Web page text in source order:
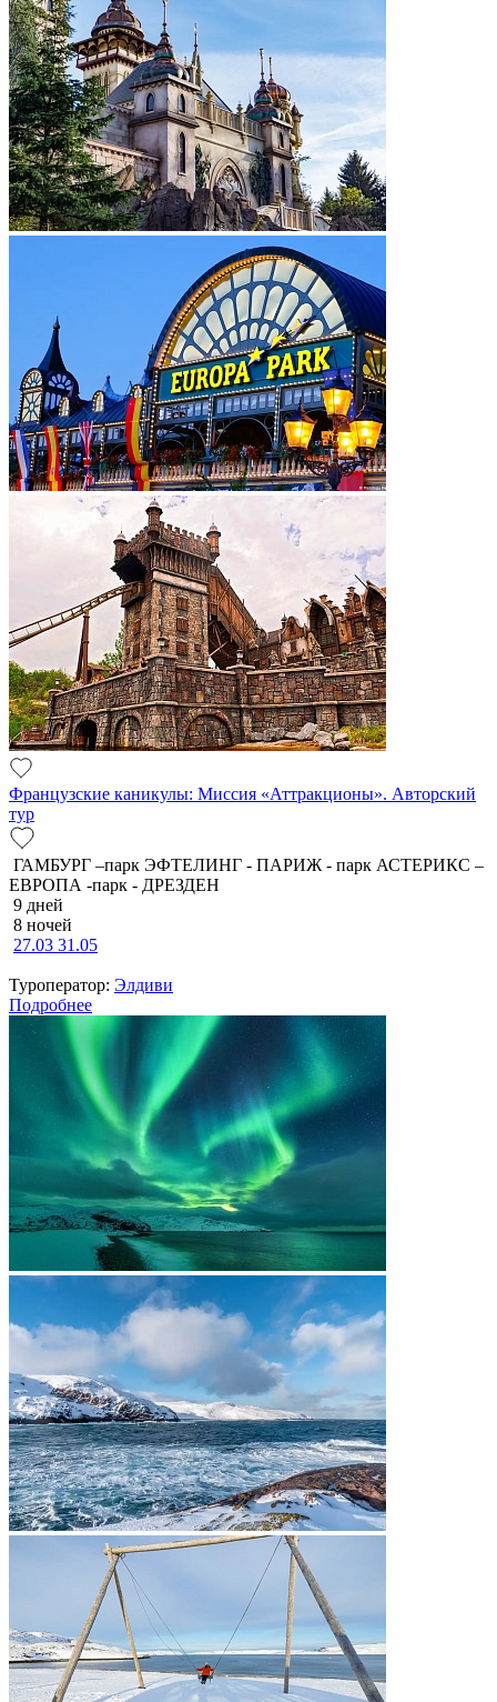
Французские каникулы: Миссия «Аттракционы». Авторский
тур
ГАМБУРГ –парк ЭФТЕЛИНГ - ПАРИЖ - парк АСТЕРИКС –
ЕВРОПА -парк - ДРЕЗДЕН
9 дней
8 ночей
27.03 31.05
Туроператор: Элдиви
Подробнее